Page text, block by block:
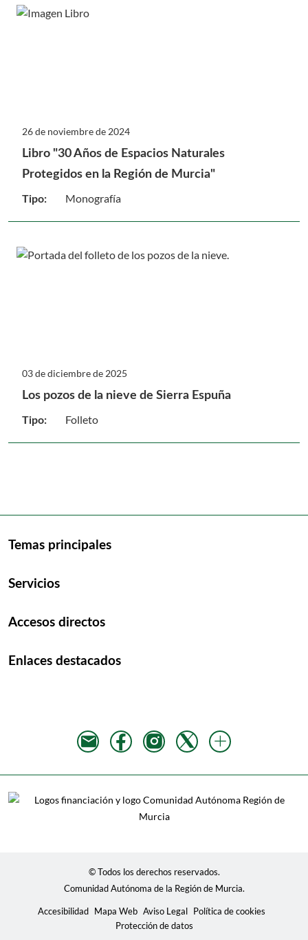
26 de noviembre de 2024
Libro "30 Años de Espacios Naturales
Protegidos en la Región de Murcia"
Tipo: Monografía
03 de diciembre de 2025
Los pozos de la nieve de Sierra Espuña
Tipo: Folleto
Temas principales
Servicios
Accesos directos
Enlaces destacados
© Todos los derechos reservados.
Comunidad Autónoma de la Región de Murcia.
Accesibilidad Mapa Web Aviso Legal Política de cookies
Protección de datos